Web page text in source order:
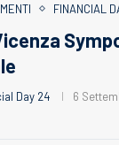
FINANCIAL
Day 24 6